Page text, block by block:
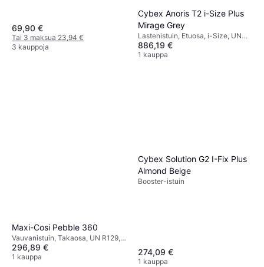
69,90 €
Tai 3 maksua 23,94 €
3 kauppoja
Cybex Anoris T2 i-Size Plus
Mirage Grey
Lastenistuin, Etuosa, i-Size, UN
R129, Säädettävä pääntuki,
Sisältää pohjan,
886,19 €
1 kauppa
Maxi-Cosi Pebble 360
Vauvanistuin, Takaosa, UN R129,
i-Size, Sivutörmäyssuojaus (ASIP),
Pestävä päällinen, Kääntyvä,
296,89 €
1 kauppa
Cybex Solution G2 I-Fix Plus
Almond Beige
Booster-istuin
274,09 €
1 kauppa